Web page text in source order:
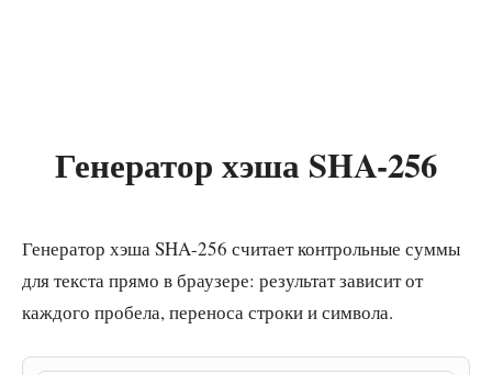
Генератор хэша SHA-256
Генератор хэша SHA-256 считает контрольные суммы
для текста прямо в браузере: результат зависит от
каждого пробела, переноса строки и символа.